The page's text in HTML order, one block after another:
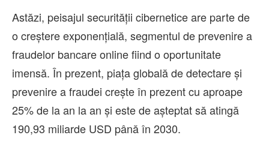
Astăzi, peisajul securității cibernetice are parte de
o creștere exponențială, segmentul de prevenire a
fraudelor bancare online fiind o oportunitate
imensă. În prezent, piața globală de detectare și
prevenire a fraudei crește în prezent cu aproape
25% de la an la an și este de așteptat să atingă
190,93 miliarde USD până în 2030.